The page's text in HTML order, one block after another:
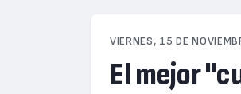
VIERNES, 15 DE
El mejor